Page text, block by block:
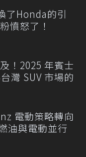
了Honda的引
憤怒了！
！2025 年賓士
灣 SUV 市場的
電動策略轉向
油與電動並行